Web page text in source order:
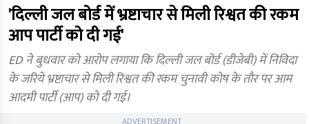
'दिल्ली जल बोर्ड में भ्रष्टाचार से मिली रिश्वत की रकम
आप पार्टी को दी गई'
ED ने बुधवार को आरोप लगाया कि दिल्ली जल बोर्ड (डीजेबी) में निविदा
के जरिये भ्रष्टाचार से मिली रिश्वत की रकम चुनावी कोष के तौर पर आम
आदमी पार्टी (आप) को दी गई।
ADVERTISEMENT